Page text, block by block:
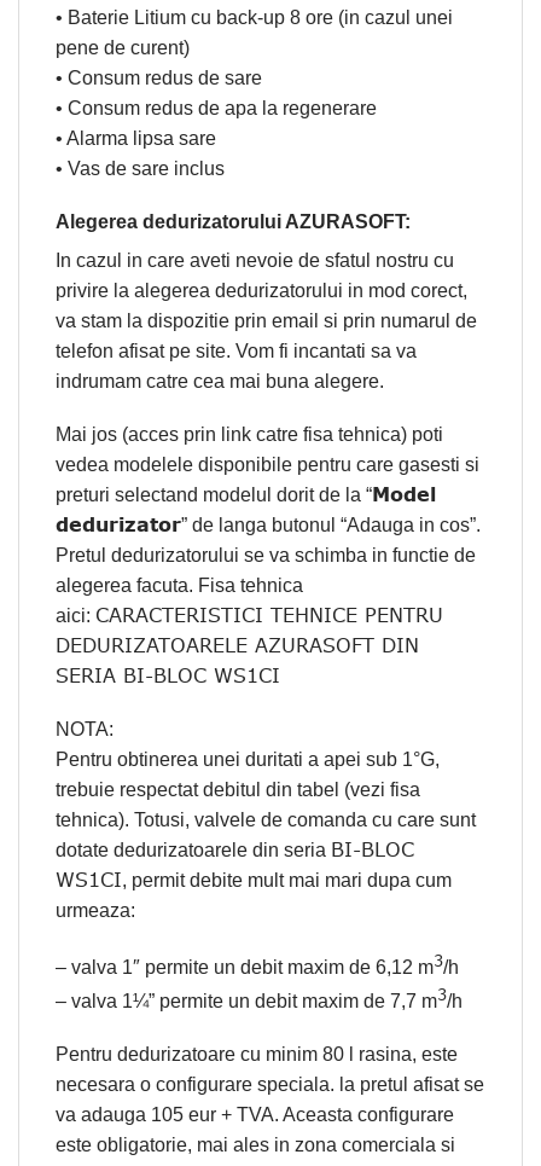
• Baterie Litium cu back-up 8 ore (in cazul unei
pene de curent)
• Consum redus de sare
• Consum redus de apa la regenerare
• Alarma lipsa sare
• Vas de sare inclus
Alegerea dedurizatorului AZURASOFT:
In cazul in care aveti nevoie de sfatul nostru cu
privire la alegerea dedurizatorului in mod corect,
va stam la dispozitie prin email si prin numarul de
telefon afisat pe site. Vom fi incantati sa va
indrumam catre cea mai buna alegere.
Mai jos (acces prin link catre fisa tehnica) poti
vedea modelele disponibile pentru care gasesti si
preturi selectand modelul dorit de la “Model
dedurizator” de langa butonul “Adauga in cos”.
Pretul dedurizatorului se va schimba in functie de
alegerea facuta. Fisa tehnica
aici: CARACTERISTICI TEHNICE PENTRU
DEDURIZATOARELE AZURASOFT DIN
SERIA BI-BLOC WS1CI
NOTA:
Pentru obtinerea unei duritati a apei sub 1°G,
trebuie respectat debitul din tabel (vezi fisa
tehnica). Totusi, valvele de comanda cu care sunt
dotate dedurizatoarele din seria BI-BLOC
WS1CI, permit debite mult mai mari dupa cum
urmeaza:
– valva 1″ permite un debit maxim de 6,12 m3/h
– valva 1¼” permite un debit maxim de 7,7 m3/h
Pentru dedurizatoare cu minim 80 l rasina, este
necesara o configurare speciala. la pretul afisat se
va adauga 105 eur + TVA. Aceasta configurare
este obligatorie, mai ales in zona comerciala si